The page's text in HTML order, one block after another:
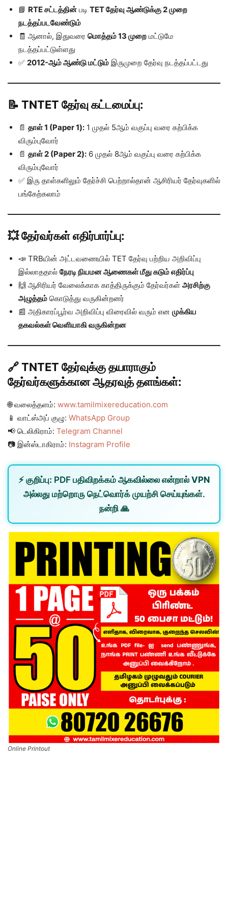
📘 RTE சட்டத்தின் படி TET தேர்வு ஆண்டுக்கு 2 முறை
நடத்தப்படவேண்டும்
🧾 ஆனால், இதுவரை மொத்தம் 13 முறை மட்டுமே
நடத்தப்பட்டுள்ளது
✅ 2012-ஆம் ஆண்டு மட்டும் இருமுறை தேர்வு நடத்தப்பட்டது
📝 TNTET தேர்வு கட்டமைப்பு:
📄 தாள் 1 (Paper 1): 1 முதல் 5ஆம் வகுப்பு வரை கற்பிக்க
விரும்புவோர்
📄 தாள் 2 (Paper 2): 6 முதல் 8ஆம் வகுப்பு வரை கற்பிக்க
விரும்புவோர்
✅ இரு தாள்களிலும் தேர்ச்சி பெற்றால்தான் ஆசிரியர் தேர்வுகளில்
பங்கேற்கலாம்
💥 தேர்வர்கள் எதிர்பார்ப்பு:
📣 TRBயின் அட்டவணையில் TET தேர்வு பற்றிய அறிவிப்பு
இல்லாததால் நேரடி நியமன ஆணைகள் மீது கடும் எதிர்ப்பு
🙌 ஆசிரியர் வேலைக்காக காத்திருக்கும் தேர்வர்கள் அரசிற்கு
அழுத்தம் கொடுத்து வருகின்றனர்
📰 அதிகாரப்பூர்வ அறிவிப்பு விரைவில் வரும் என முக்கிய
தகவல்கள் வெளியாகி வருகின்றன
🔗 TNTET தேர்வுக்கு தயாராகும்
தேர்வர்களுக்கான ஆதரவுத் தளங்கள்:
🌐 வலைத்தளம்: www.tamilmixereducation.com
📱 வாட்ஸ்அப் குழு: WhatsApp Group
📢 டெலிகிராம்: Telegram Channel
📷 இன்ஸ்டாகிராம்: Instagram Profile
⚡ குறிப்பு: PDF பதிவிறக்கம் ஆகவில்லை என்றால் VPN
அல்லது மற்றொரு நெட்வொர்க்முயற்சி செய்யுங்கள்.
நன்றி 🙏
Online Printout